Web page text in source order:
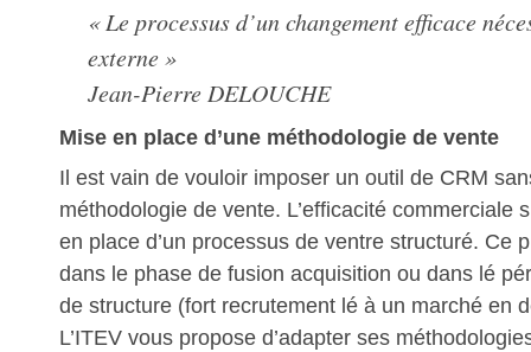
« Le processus d’un changement efficace
externe »
Jean-Pierre DELOUCHE
Mise en place d’une méthodologie de vente
Il est vain de vouloir imposer un outil de CRM
méthodologie de vente. L’efficacité commerciale
en place d’un processus de ventre structuré. Ce
dans le phase de fusion acquisition ou dans lé
de structure (fort recrutement lé à un marché en
L’ITEV vous propose d’adapter ses